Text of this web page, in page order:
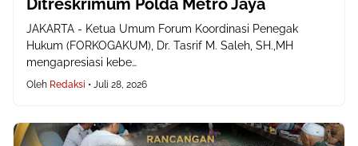
Ditreskrimum Polda Metro Jaya
JAKARTA - Ketua Umum Forum Koordinasi Penegak
Hukum (FORKOGAKUM), Dr. Tasrif M. Saleh, SH.,MH
mengapresiasi kebe…
Oleh Redaksi • Juli 28, 2026